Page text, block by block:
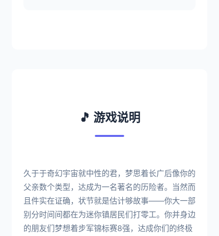
🎵 游戏说明
久于于奇幻宇宙就中性的君，梦思着长广后像你的
父亲数个类型，达成为一名著名的历险者。当然而
且件实在证确，状节就是估计够故事——你大一部
别分时间间都在为迷你镇居民们打零工。你并身边
的朋友们梦想着步军锦标赛8强，达成你们的终极